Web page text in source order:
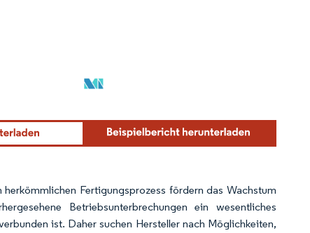
Fertigungsprozess fördern das Wachstum
Betriebsunterbrechungen ein wesentliches
ist. Daher suchen Hersteller nach Möglichkeiten,